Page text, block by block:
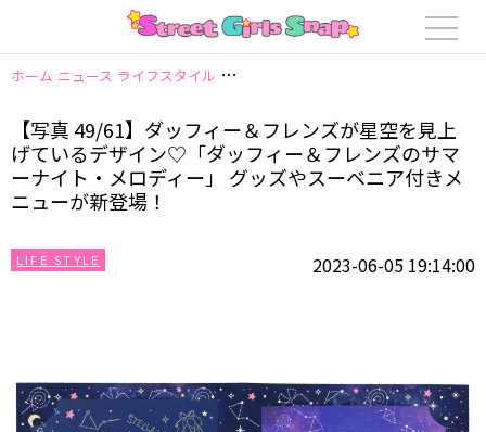
ホーム ニュース ライフスタイル 【写真 49/61】ダッフィー＆フレンズが
【写真 49/61】ダッフィー＆フレンズが星空を見上
げているデザイン♡「ダッフィー＆フレンズのサマ
ーナイト・メロディー」 グッズやスーベニア付きメ
ニューが新登場！
LIFE STYLE 2023-06-05 19:14:00